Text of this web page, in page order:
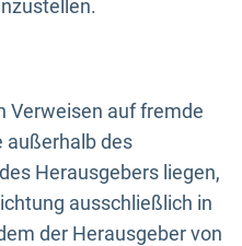
Verweisen auf fremde
außerhalb des
Herausgebers liegen,
ausschließlich in
der Herausgeber von